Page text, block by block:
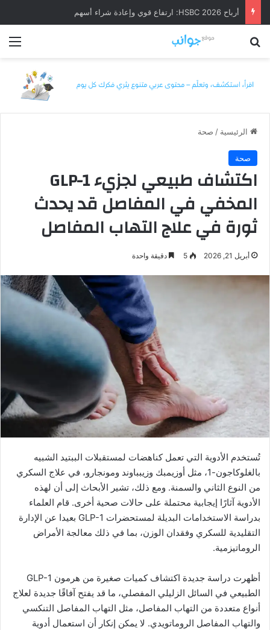
أرباح HSBC 2026: ارتفاع قوي وإعادة شراء أسهم
الرئيسية / صحة
صحة
اكتشاف طبيعي لجزيء GLP-1
المخفي في المفاصل قد يحدث
ثورة في علاج التهاب المفاصل
أبريل 21, 2026 5 دقيقة واحدة
تُستخدم الأدوية التي تعمل كناهضات لمستقبلات الببتيد الشبيه
بالغلوكاجون-1، مثل أوزيمبك وزيبباوند ومونجارو، في علاج السكري
من النوع الثاني والسمنة. ومع ذلك، تشير الأبحاث إلى أن لهذه
الأدوية آثارًا إيجابية محتملة على حالات صحية أخرى. قام العلماء
بدراسة الاستخدامات البديلة لمستحضرات GLP-1 بعيدا عن الإدارة
التقليدية للسكري وفقدان الوزن، بما في ذلك معالجة الأمراض
الروماتيزمية.
أظهرت دراسة جديدة اكتشاف كميات صغيرة من هرمون GLP-1
الطبيعي في السائل الزليلي المفصلي، ما قد يفتح آفاقًا جديدة لعلاج
أنواع متعددة من التهاب المفاصل، مثل التهاب المفاصل التنكسي
والتهاب المفاصل الروماتويدي. لا يمكن إنكار أن استعمال أدوية